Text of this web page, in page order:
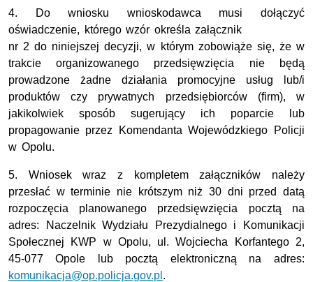
4. Do wniosku wnioskodawca musi dołączyć
oświadczenie, którego wzór określa załącznik
nr 2 do niniejszej decyzji, w którym zobowiąże się, że w
trakcie organizowanego przedsięwzięcia nie będą
prowadzone żadne działania promocyjne usług lub/i
produktów czy prywatnych przedsiębiorców (firm), w
jakikolwiek sposób sugerujący ich poparcie lub
propagowanie przez Komendanta Wojewódzkiego Policji
w Opolu.
5. Wniosek wraz z kompletem załączników należy
przesłać w terminie nie krótszym niż 30 dni przed datą
rozpoczęcia planowanego przedsięwzięcia pocztą na
adres: Naczelnik Wydziału Prezydialnego i Komunikacji
Społecznej KWP w Opolu, ul. Wojciecha Korfantego 2,
45-077 Opole lub pocztą elektroniczną na adres:
komunikacja@op.policja.gov.pl .